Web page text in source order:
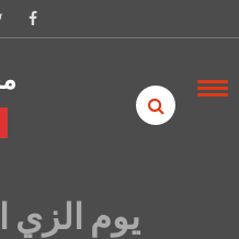
يوم الزي